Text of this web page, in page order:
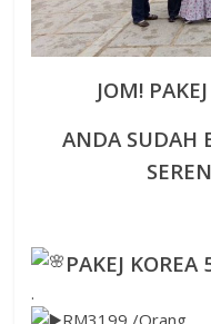
JOM!
ANDA SUDAH
PAKEJ KOREA
.
RM3199 /Orang